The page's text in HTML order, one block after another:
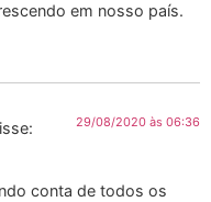
em nosso país.
29/08/2020 às 06:36
conta de todos os